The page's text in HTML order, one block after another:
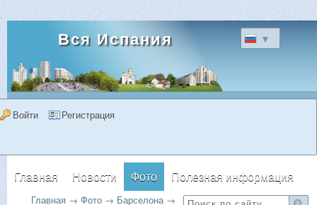
Вся Испания ▼
Войти Регистрация
Главная Новости Фото
Полезная информация
Главная → Фото → Барселона→